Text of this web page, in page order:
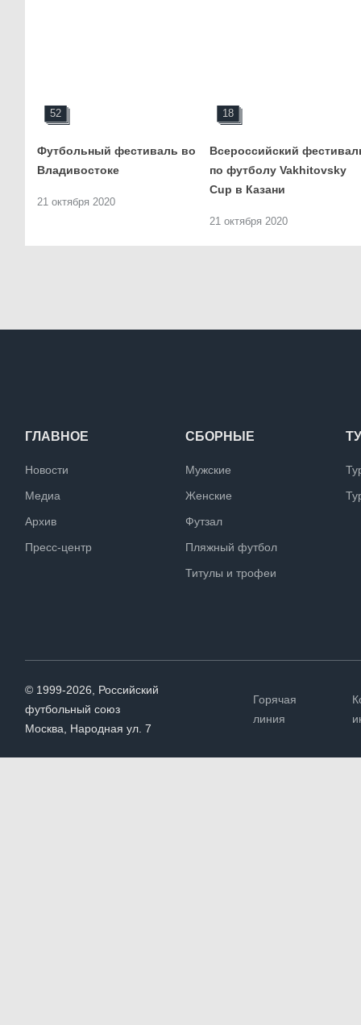
52
Футбольный фестиваль во
Владивостоке
21 октября 2020
18
Всероссийский фестиваль
футболу Vakhitovsky Cup в
Казани
21 октября 2020
ГЛАВНОЕ
Новости
Медиа
Архив
Пресс-центр
СБОРНЫЕ
Мужские
Женские
Футзал
Пляжный футбол
Титулы и трофеи
© 1999-2026, Российский
футбольный союз
Москва, Народная ул. 7
Горячая
линия